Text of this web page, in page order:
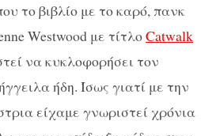
το βιβλίο με το καρό, πανκ
Westwood με τίτλοCatwalk
να κυκλοφορήσει τον
ήδη. Ίσως γιατί με την
είχαμε γνωριστεί χρόνια